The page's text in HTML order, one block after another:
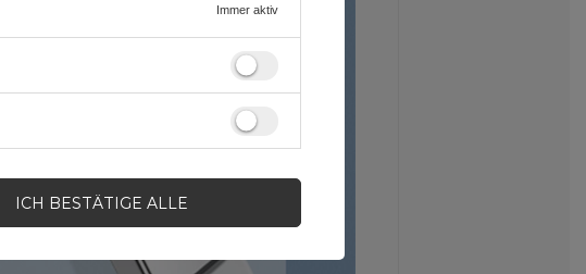
Immer aktiv
ICH BESTÄTIGE ALLE